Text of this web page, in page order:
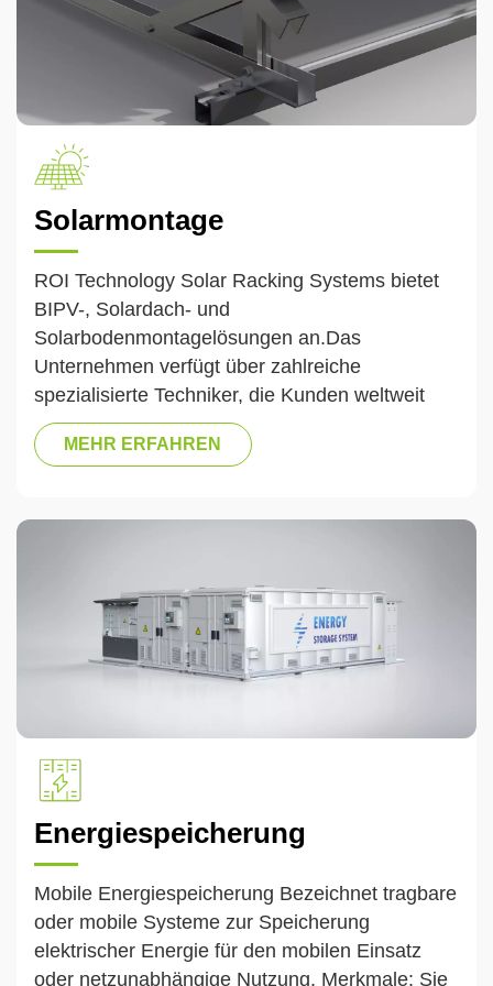
Solarmontage
ROI Technology Solar Racking Systems bietet
BIPV-, Solardach- und
Solarbodenmontagelösungen an.Das
Unternehmen verfügt über zahlreiche
spezialisierte Techniker, die Kunden weltweit
Komplettlösungen für Solarnachführungs- und
BIPV-Systeme (Gebäudeintegrierte
den Niederlanden, Brasilien, Singapur, Vietnam,
den Philippinen und Malaysia.
MEHR ERFAHREN
Energiespeicherung
Mobile Energiespeicherung Bezeichnet tragbare
oder mobile Systeme zur Speicherung
elektrischer Energie für den mobilen Einsatz
oder netzunabhängige Nutzung. Merkmale: Sie